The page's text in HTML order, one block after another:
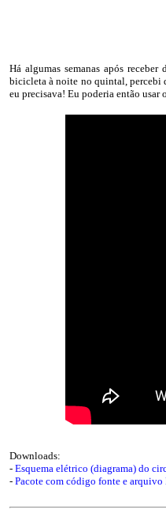
Há algumas semanas após
bicicleta à noite no quintal, percebi
eu precisava! Eu poderia então usar
Downloads:
- Esquema elétrico (diagrama) do
- Pacote com código fonte e arquivo